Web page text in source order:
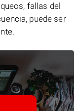
fallas del
puede ser